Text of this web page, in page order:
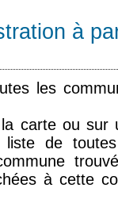
à
les
carte ou sur
de
à cette